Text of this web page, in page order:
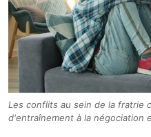
Les conflits au sein de la fratrie
d'entraînement à la négociation